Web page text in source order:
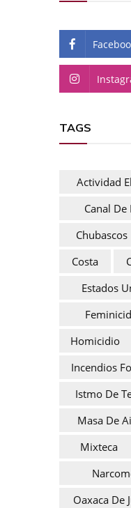
TAGS
Actividad
Canal De
Chubascos
Costa
Estados
Homicidio
Incendios
Istmo De
Masa De
Mixteca
Oaxaca De